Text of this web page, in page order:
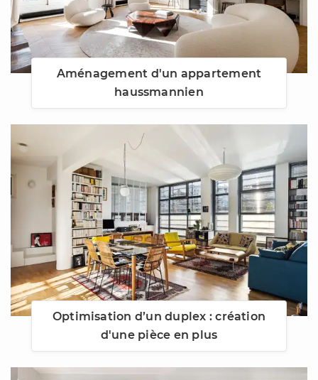
Aménagement d'un appartement
haussmannien
Optimisation d’un duplex : création
d'une pièce en plus